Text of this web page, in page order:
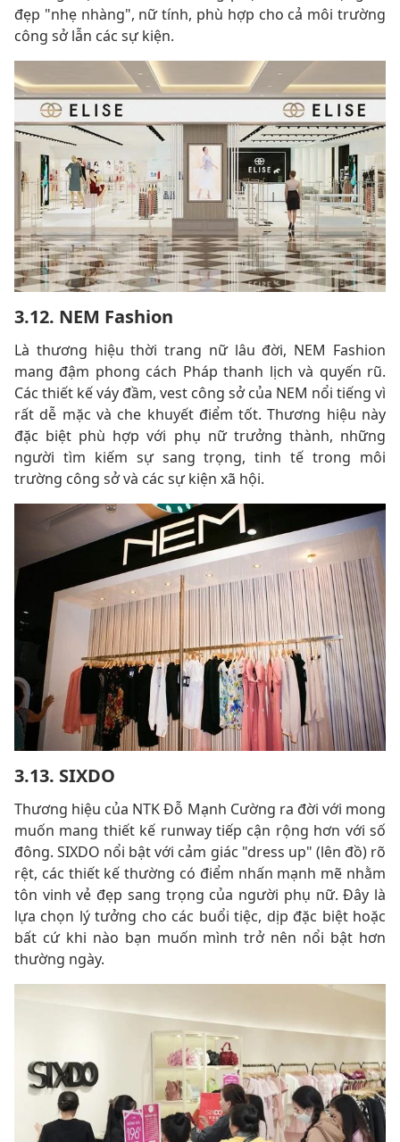
đẹp "nhẹ nhàng", nữ tính, phù hợp cho cả môi trường
công sở lẫn các sự kiện.
3.12. NEM Fashion
Là thương hiệu thời trang nữ lâu đời, NEM Fashion
mang đậm phong cách Pháp thanh lịch và quyến rũ.
Các thiết kế váy đầm, vest công sở của NEM nổi tiếng vì
rất dễ mặc và che khuyết điểm tốt. Thương hiệu này
đặc biệt phù hợp với phụ nữ trưởng thành, những
người tìm kiếm sự sang trọng, tinh tế trong môi
trường công sở và các sự kiện xã hội.
3.13. SIXDO
Thương hiệu của NTK Đỗ Mạnh Cường ra đời với mong
muốn mang thiết kế runway tiếp cận rộng hơn với số
đông. SIXDO nổi bật với cảm giác "dress up" (lên đồ) rõ
rệt, các thiết kế thường có điểm nhấn mạnh mẽ nhằm
tôn vinh vẻ đẹp sang trọng của người phụ nữ. Đây là
lựa chọn lý tưởng cho các buổi tiệc, dịp đặc biệt hoặc
bất cứ khi nào bạn muốn mình trở nên nổi bật hơn
thường ngày.